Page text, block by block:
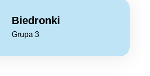
Biedronki
Grupa 3